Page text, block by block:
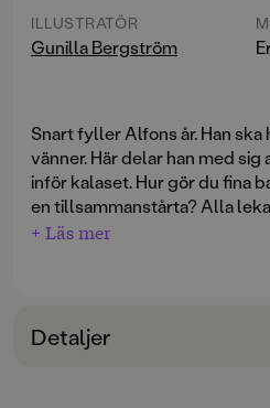
ILLUSTRATÖR
Gunilla Bergström
Snart fyller Alfons år. Han ska
vänner. Här delar han med sig
inför kalaset. Hur gör du fina
en tillsammanstårta? Alla
kräver inga dyra inköp, det
Alfons kalasbok
Gunilla Bergströms bokfigur
+ Läs mer
Detaljer